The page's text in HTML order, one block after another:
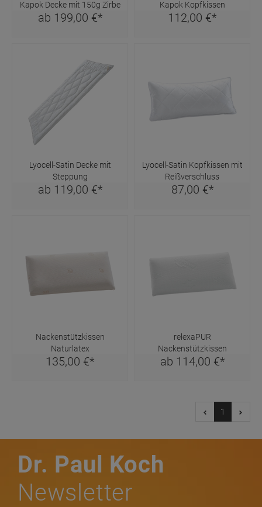
Kapok Decke mit 150g Zirbe
ab 199,00 €*
Kapok Kopfkissen
112,00 €*
Lyocell-Satin Decke mit
Steppung
ab 119,00 €*
Lyocell-Satin Kopfkissen mit
Reißverschluss
87,00 €*
Nackenstützkissen
Naturlatex
135,00 €*
relexaPUR
Nackenstützkissen
ab 114,00 €*
1
Dr. Paul Koch
Newsletter